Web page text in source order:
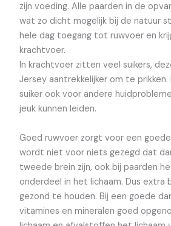
zijn voeding. Alle paarden in de
wat zo dicht mogelijk bij de natuur
hele dag toegang tot ruwvoer en
krachtvoer.
In krachtvoer zitten veel suikers,
Jersey aantrekkelijker om te prikken.
suiker ook voor andere
jeuk kunnen leiden.
Goed ruwvoer zorgt voor een
wordt niet voor niets gezegd dat
tweede brein zijn, ook bij paarden
onderdeel in het lichaam. Dus extra
gezond te houden. Bij een goede
vitamines en mineralen goed